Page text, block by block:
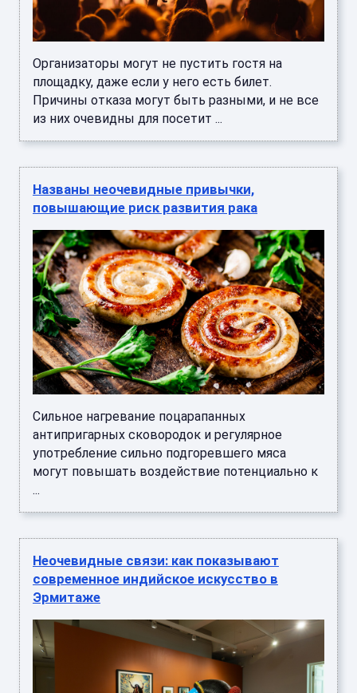
Организаторы могут не пустить гостя на
площадку, даже если у него есть билет.
Причины отказа могут быть разными, и не все
из них очевидны для посетит ...
Названы неочевидные привычки,
повышающие риск развития рака
Сильное нагревание поцарапанных
антипригарных сковородок и регулярное
употребление сильно подгоревшего мяса
могут повышать воздействие потенциально к
...
Неочевидные связи: как показывают
современное индийское искусство в
Эрмитаже